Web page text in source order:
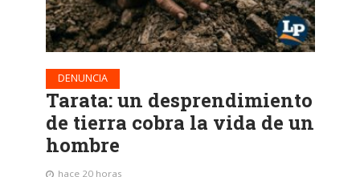
DENUNCIA
Tarata: un desprendimiento
de tierra cobra la vida de un
hombre
hace 20 horas